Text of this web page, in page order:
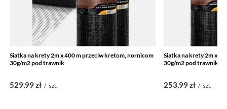
Siatka na krety 2m x 400 m przeciw kretom, nornicom
30g/m2 pod trawnik
529,99 zł / szt.
Siatka na krety 2m x
30g/m2 pod trawnik
253,99 zł / szt.